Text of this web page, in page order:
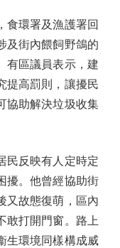
環署及漁護署回
及街內餵飼野鴿的
有區議員表示，建
提高罰則，讓擾民
協助解決垃圾收集
反映有人定時定
擾。他曾經協助街
又故態復萌，區內
敢打開門窗。路上
生環境同樣構成威